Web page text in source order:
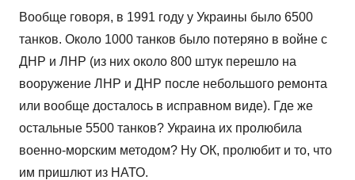
Вообще говоря, в 1991 году у Украины было 6500
танков. Около 1000 танков было потеряно в войне с
ДНР и ЛНР (из них около 800 штук перешло на
вооружение ЛНР и ДНР после небольшого ремонта
или вообще досталось в исправном виде). Где же
остальные 5500 танков? Украина их пролюбила
военно-морским методом? Ну ОК, пролюбит и то, что
им пришлют из НАТО.